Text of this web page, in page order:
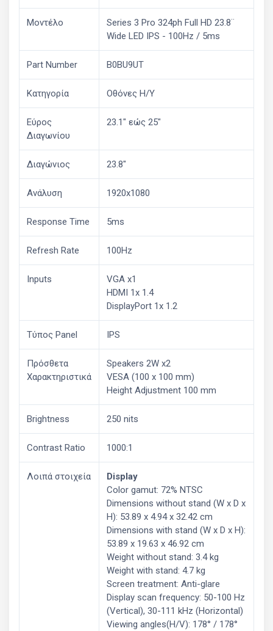
Μοντέλο
Series 3 Pro 324ph Full HD 23.8¨
Wide LED IPS - 100Hz / 5ms
Part Number B0BU9UT
Κατηγορία Οθόνες Η/Υ
Εύρος
Διαγωνίου
23.1" εώς 25"
Διαγώνιος 23.8"
Ανάλυση 1920x1080
Response Time 5ms
Refresh Rate 100Hz
Inputs
VGA x1
HDMI 1x 1.4
DisplayPort 1x 1.2
Τύπος Panel IPS
Πρόσθετα
Χαρακτηριστικά
Speakers 2W x2
VESA (100 x 100 mm)
Height Adjustment 100 mm
Brightness 250 nits
Contrast Ratio 1000:1
Λοιπά στοιχεία
Display
Color gamut: 72% NTSC
Dimensions without stand (W x D x
H): 53.89 x 4.94 x 32.42 cm
Dimensions with stand (W x D x H):
53.89 x 19.63 x 46.92 cm
Weight without stand: 3.4 kg
Weight with stand: 4.7 kg
Screen treatment: Anti-glare
Display scan frequency: 50-100 Hz
(Vertical), 30-111 kHz (Horizontal)
Viewing angles(H/V): 178° / 178°